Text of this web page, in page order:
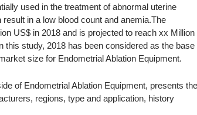
used in the treatment of abnormal uterine
in a low blood count and anemia.The
US$ in 2018 and is projected to reach xx Million
study, 2018 has been considered as the base
size for Endometrial Ablation Equipment.
of Endometrial Ablation Equipment, presents the
regions, type and application, history